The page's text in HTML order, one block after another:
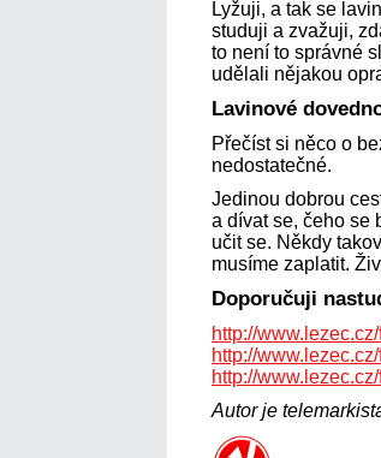
Lyžuji, a tak se
studuji a zvažuji,
to není to správné
udělali nějakou
Lavinové
Přečíst si něco o
nedostatečné.
Jedinou dobrou
a dívat se, čeho se
učit se. Někdy
musíme zaplatit.
Doporučuji
http://
http://
http://
Autor je